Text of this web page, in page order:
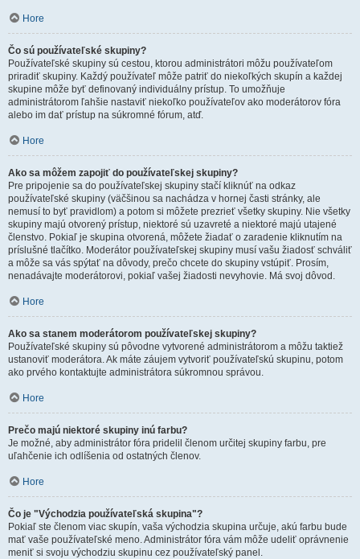
Hore
Čo sú používateľské skupiny?
Používateľské skupiny sú cestou, ktorou administrátori môžu používateľom
priradiť skupiny. Každý používateľ môže patriť do niekoľkých skupín a každej
skupine môže byť definovaný individuálny prístup. To umožňuje
administrátorom ľahšie nastaviť niekoľko používateľov ako moderátorov fóra
alebo im dať prístup na súkromné fórum, atď.
Hore
Ako sa môžem zapojiť do používateľskej skupiny?
Pre pripojenie sa do používateľskej skupiny stačí kliknúť na odkaz
používateľské skupiny (väčšinou sa nachádza v hornej časti stránky, ale
nemusí to byť pravidlom) a potom si môžete prezrieť všetky skupiny. Nie všetky
skupiny majú otvorený prístup, niektoré sú uzavreté a niektoré majú utajené
členstvo. Pokiaľ je skupina otvorená, môžete žiadať o zaradenie kliknutím na
príslušné tlačítko. Moderátor používateľskej skupiny musí vašu žiadosť schváliť
a môže sa vás spýtať na dôvody, prečo chcete do skupiny vstúpiť. Prosím,
nenadávajte moderátorovi, pokiaľ vašej žiadosti nevyhovie. Má svoj dôvod.
Hore
Ako sa stanem moderátorom používateľskej skupiny?
Používateľské skupiny sú pôvodne vytvorené administrátorom a môžu taktiež
ustanoviť moderátora. Ak máte záujem vytvoriť používateľskú skupinu, potom
ako prvého kontaktujte administrátora súkromnou správou.
Hore
Prečo majú niektoré skupiny inú farbu?
Je možné, aby administrátor fóra pridelil členom určitej skupiny farbu, pre
uľahčenie ich odlíšenia od ostatných členov.
Hore
Čo je "Východzia používateľská skupina"?
Pokiaľ ste členom viac skupín, vaša východzia skupina určuje, akú farbu bude
mať vaše používateľské meno. Administrátor fóra vám môže udeliť oprávnenie
meniť si svoju východziu skupinu cez používateľský panel.